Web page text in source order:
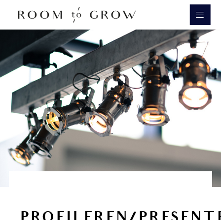
Room to Grow